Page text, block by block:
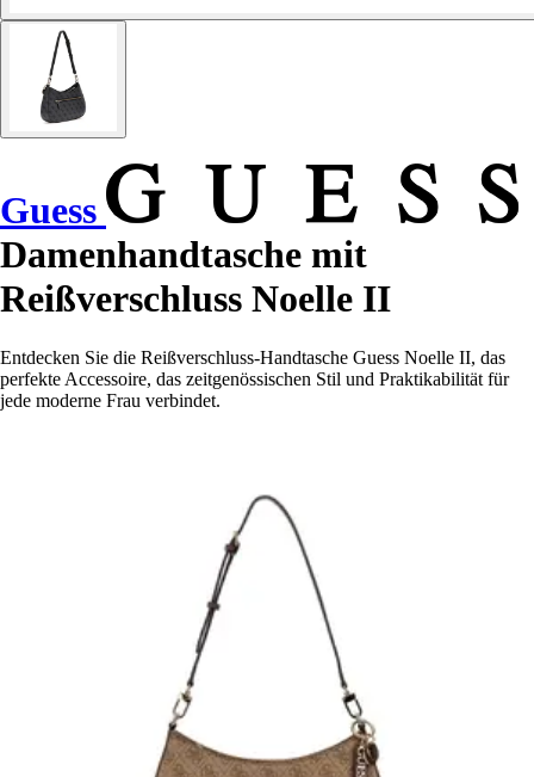
Guess
Damenhandtasche mit
Reißverschluss Noelle II
Entdecken Sie die Reißverschluss-Handtasche Guess Noelle II, das
perfekte Accessoire, das zeitgenössischen Stil und Praktikabilität für
jede moderne Frau verbindet.